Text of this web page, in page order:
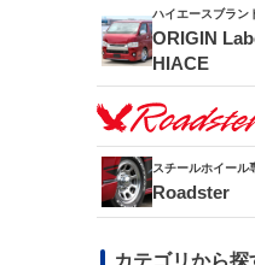
ドリフトライ
風神(180SX)
雷神(S15)
龍神(チェイ
フロントフェ
リアフェン
ブラッシュ
コンバット
アルミホイール
MUD-ZEUS
アルミホイール
MUD-SR7
MUD-S7
ハイエースブラン
ORIGIN
HIACE
エアロシリー
LUX MODEL
オーバーフェ
スチールホイール
Roadster
DAYTONA-